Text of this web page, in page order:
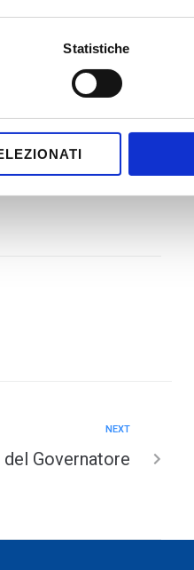
Statistiche
NEXT
Governatore